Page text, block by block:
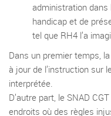
administration
handicap et de
tel que RH4 l’a
Dans un premier temps,
à jour de l’instruction sur
interprétée.
D’autre part, le SNAD
endroits où des règles